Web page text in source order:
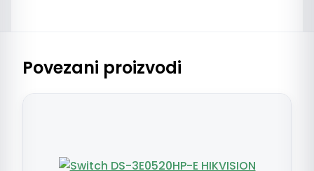
Povezani proizvodi